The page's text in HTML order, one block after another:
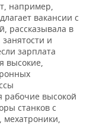
например,
вакансии с
рассказывала в
и
зарплата
высокие,
рабочие высокой
станков с